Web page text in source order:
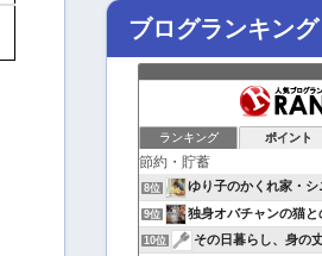
ブログランキング
ランキング ポイント
8位 ゆり子のかくれ家・
9位 独身オバチャンの猫
10位 その日暮らし、身の